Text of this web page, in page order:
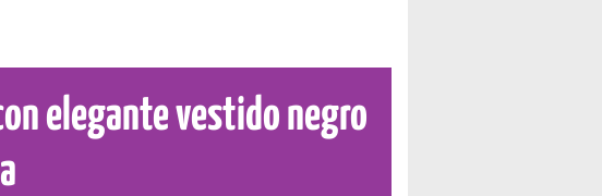
elegante vestido negro